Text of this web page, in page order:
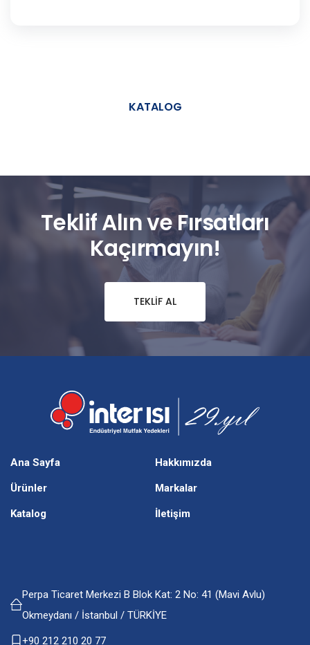
KATALOG
Teklif Alın ve Fırsatları
Kaçırmayın!
TEKLIF AL
Ana Sayfa Hakkımızda
Ürünler Markalar
Katalog İletişim
Perpa Ticaret Merkezi B Blok Kat: 2 No: 41 (Mavi Avlu)
Okmeydanı / İstanbul / TÜRKİYE
+90 212 210 20 77